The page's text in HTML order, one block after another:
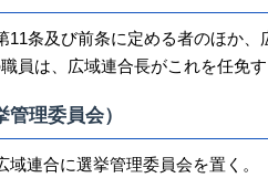
条及び前条に定める者のほか、
員は、広域連合長がこれを任免す
管理委員会）
連合に選挙管理委員会を置く。